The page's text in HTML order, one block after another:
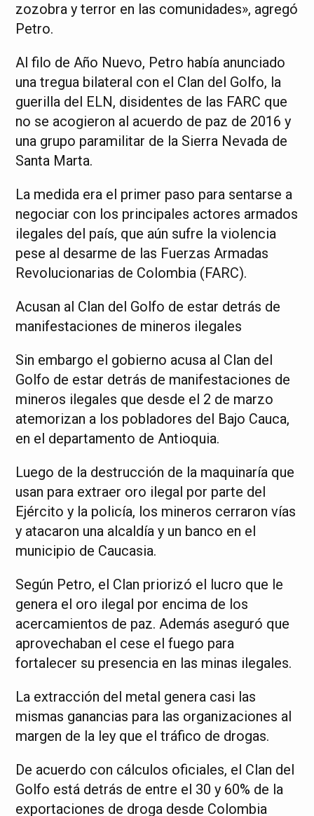
zozobra y terror en las comunidades», agregó
Petro.
Al filo de Año Nuevo, Petro había anunciado
una tregua bilateral con el Clan del Golfo, la
guerilla del ELN, disidentes de las FARC que
no se acogieron al acuerdo de paz de 2016 y
una grupo paramilitar de la Sierra Nevada de
Santa Marta.
La medida era el primer paso para sentarse a
negociar con los principales actores armados
ilegales del país, que aún sufre la violencia
pese al desarme de las Fuerzas Armadas
Revolucionarias de Colombia (FARC).
Acusan al Clan del Golfo de estar detrás de
manifestaciones de mineros ilegales
Sin embargo el gobierno acusa al Clan del
Golfo de estar detrás de manifestaciones de
mineros ilegales que desde el 2 de marzo
atemorizan a los pobladores del Bajo Cauca,
en el departamento de Antioquia.
Luego de la destrucción de la maquinaría que
usan para extraer oro ilegal por parte del
Ejército y la policía, los mineros cerraron vías
y atacaron una alcaldía y un banco en el
municipio de Caucasia.
Según Petro, el Clan priorizó el lucro que le
genera el oro ilegal por encima de los
acercamientos de paz. Además aseguró que
aprovechaban el cese el fuego para
fortalecer su presencia en las minas ilegales.
La extracción del metal genera casi las
mismas ganancias para las organizaciones al
margen de la ley que el tráfico de drogas.
De acuerdo con cálculos oficiales, el Clan del
Golfo está detrás de entre el 30 y 60% de la
exportaciones de droga desde Colombia